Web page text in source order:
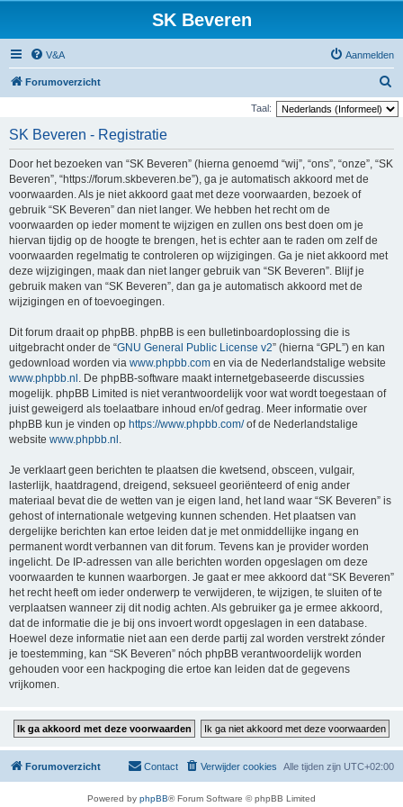
SK Beveren
V&A Aanmelden
Forumoverzicht
o
Taal:
SK Beveren - Registratie
Door het bezoeken van “SK Beveren” (hierna genoemd “wij”, “ons”, “onze”, “SK
Beveren”, “https://forum.skbeveren.be”), ga je automatisch akkoord met de
voorwaarden. Als je niet akkoord gaat met deze voorwaarden, bezoek of
gebruik “SK Beveren” dan niet langer. We hebben het recht om de
voorwaarden op ieder moment te wijzigen en zullen ons best doen om je
hiervan tijdig op de hoogte te brengen, het is echter aan te raden om zelf de
voorwaarden regelmatig te controleren op wijzigingen. Ga je niet akkoord met
deze wijzigingen, maak dan niet langer gebruik van “SK Beveren”. Blijf je
gebruik maken van “SK Beveren”, dan ga je automatisch akkoord met de
wijzigingen en of toevoegingen.
Dit forum draait op phpBB. phpBB is een bulletinboardoplossing die is
uitgebracht onder de “GNU General Public License v2” (hierna “GPL”) en kan
gedownload worden via www.phpbb.com en via de Nederlandstalige website
www.phpbb.nl . De phpBB-software maakt internetgebaseerde discussies
mogelijk. phpBB Limited is niet verantwoordelijk voor wat wordt toegestaan of
juist geweigerd als toelaatbare inhoud en/of gedrag. Meer informatie over
phpBB kun je vinden op https://www.phpbb.com/of de Nederlandstalige
website www.phpbb.nl .
Je verklaart geen berichten te plaatsen die kwetsend, obsceen, vulgair,
lasterlijk, haatdragend, dreigend, seksueel georiënteerd of enig ander
materiaal bevat die de wetten van je eigen land, het land waar “SK Beveren” is
gehost of internationale wetgeving kunnen schenden. Het plaatsen van
dergelijke berichten kan ertoe leiden dat je met onmiddellijke ingang en
permanent wordt verbannen van dit forum. Tevens kan je provider worden
ingelicht. De IP-adressen van alle berichten worden opgeslagen om deze
voorwaarden te kunnen waarborgen. Je gaat er mee akkoord dat “SK Beveren”
het recht heeft om ieder onderwerp te verwijderen, te wijzigen, te sluiten of te
verplaatsen wanneer zij dit nodig achten. Als gebruiker ga je ermee akkoord,
dat de informatie die je bij ons invoert wordt opgeslagen in een database.
Hoewel deze informatie niet aan een derde partij zal worden verstrekt zónder
je toestemming, kan “SK Beveren” nóch phpBB verantwoordelijk worden
gehouden voor een hackpoging die ertoe kan leiden dat de gegevens
vrijkomen.
Forumoverzicht Alle tijden zijn UTC+02:00
Verwijder cookies
Contact
Powered by phpBB® Forum Software © phpBB Limited